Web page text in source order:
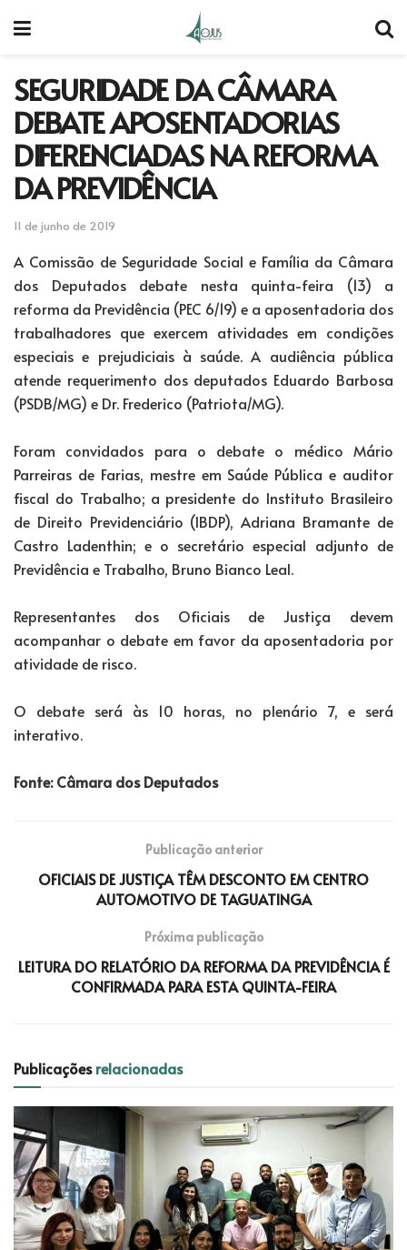
SEGURIDADE DA CÂMARA
DEBATE APOSENTADORIAS
DIFERENCIADAS NA REFORMA
DA PREVIDÊNCIA
11 de junho de 2019
A Comissão de Seguridade Social e Família da Câmara
dos Deputados debate nesta quinta-feira (13) a
reforma da Previdência (PEC 6/19) e a aposentadoria dos
trabalhadores que exercem atividades em condições
especiais e prejudiciais à saúde. A audiência pública
atende requerimento dos deputados Eduardo Barbosa
(PSDB/MG) e Dr. Frederico (Patriota/MG).
Foram convidados para o debate o médico Mário
Parreiras de Farias, mestre em Saúde Pública e auditor
fiscal do Trabalho; a presidente do Instituto Brasileiro
de Direito Previdenciário (IBDP), Adriana Bramante de
Castro Ladenthin; e o secretário especial adjunto de
Previdência e Trabalho, Bruno Bianco Leal.
Representantes dos Oficiais de Justiça devem
acompanhar o debate em favor da aposentadoria por
atividade de risco.
O debate será às 10 horas, no plenário 7, e será
interativo.
Fonte: Câmara dos Deputados
Publicação anterior
OFICIAIS DE JUSTIÇA TÊM DESCONTO EM CENTRO
AUTOMOTIVO DE TAGUATINGA
Próxima publicação
LEITURA DO RELATÓRIO DA REFORMA DA PREVIDÊNCIA É
CONFIRMADA PARA ESTA QUINTA-FEIRA
Publicaçõesrelacionadas